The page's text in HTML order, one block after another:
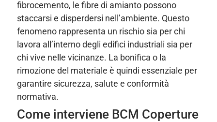
fibrocemento, le fibre di amianto possono
staccarsi e disperdersi nell’ambiente. Questo
fenomeno rappresenta un rischio sia per chi
lavora all’interno degli edifici industriali sia per
chi vive nelle vicinanze. La bonifica o la
rimozione del materiale è quindi essenziale per
garantire sicurezza, salute e conformità
normativa.
Come interviene BCM Coperture